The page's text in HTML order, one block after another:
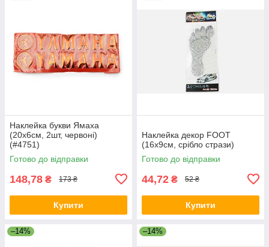
Наклейка букви Ямаха
(20х6см, 2шт, червоні)
(#4751)
Готово до відправки
148,78 ₴ 173 ₴
Купити
Наклейка декор FOOT
(16x9см, срібло стрази)
Готово до відправки
44,72 ₴ 52 ₴
Купити
–14% –14%